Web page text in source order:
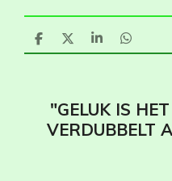
D
e
D
e
S
h
D
e
"GELUK IS
VERDUBBELT